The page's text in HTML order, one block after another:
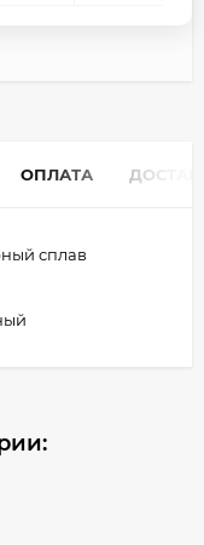
ОПЛАТА
сплав